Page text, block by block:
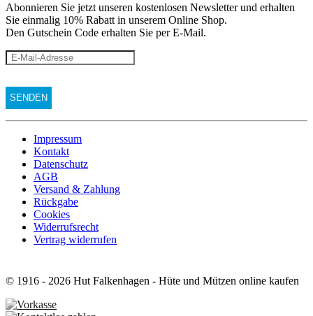
Abonnieren Sie jetzt unseren kostenlosen Newsletter und erhalten
Sie einmalig 10% Rabatt in unserem Online Shop.
Den Gutschein Code erhalten Sie per E-Mail.
Impressum
Kontakt
Datenschutz
AGB
Versand & Zahlung
Rückgabe
Cookies
Widerrufsrecht
Vertrag widerrufen
© 1916 - 2026 Hut Falkenhagen - Hüte und Mützen online kaufen